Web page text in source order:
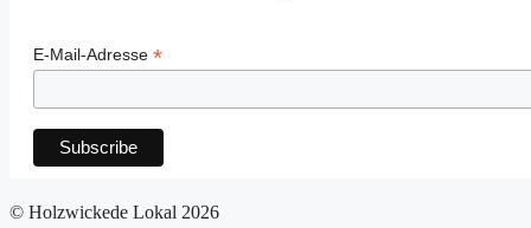
E-Mail-Adresse *
© Holzwickede Lokal 2026